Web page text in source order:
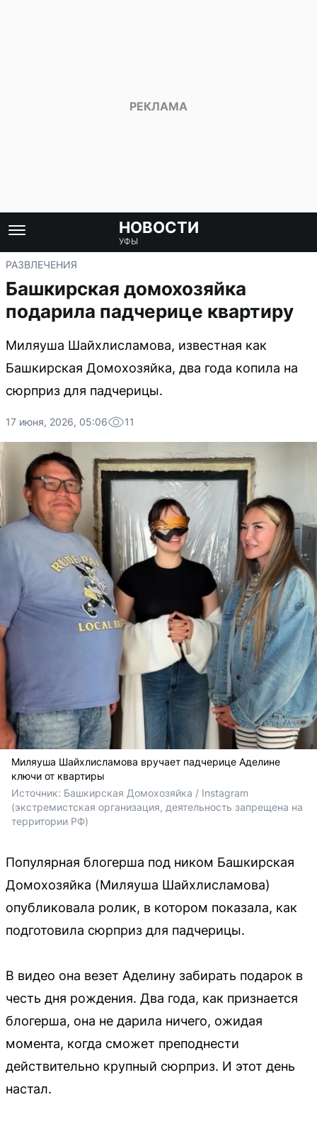
НОВОСТИ
УФЫ
РАЗВЛЕЧЕНИЯ
Башкирская домохозяйка
подарила падчерице квартиру
Миляуша Шайхлисламова, известная как
Башкирская Домохозяйка, два года копила на
сюрприз для падчерицы.
17 июня, 2026, 05:06 11
Миляуша Шайхлисламова вручает падчерице Аделине
ключи от квартиры
Источник: Башкирская Домохозяйка / Instagram
(экстремистская организация, деятельность запрещена на
территории РФ)
Популярная блогерша под ником Башкирская
Домохозяйка (Миляуша Шайхлисламова)
опубликовала ролик, в котором показала, как
подготовила сюрприз для падчерицы.
В видео она везет Аделину забирать подарок в
честь дня рождения. Два года, как признается
блогерша, она не дарила ничего, ожидая
момента, когда сможет преподнести
действительно крупный сюрприз. И этот день
настал.